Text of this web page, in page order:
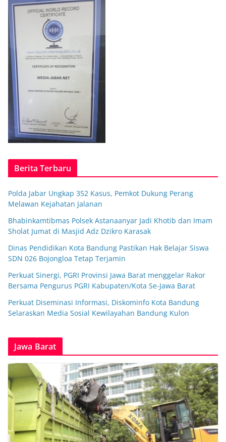
Berita Terbaru
Polda Jabar Ungkap 352 Kasus, Pemkot Dukung Perang
Melawan Kejahatan Jalanan
Bhabinkamtibmas Polsek Astanaanyar Jadi Khotib dan Imam
Sholat Jumat di Masjid Adz Dzikro Karasak
Dinas Pendidikan Kota Bandung Pastikan Hak Belajar Siswa
SDN 026 Bojongloa Tetap Terjamin
Perkuat Sinergi, PGRI Provinsi Jawa Barat menggelar Rakor
Bersama Pengurus PGRI Kabupaten/Kota Se-Jawa Barat
Perkuat Diseminasi Informasi, Diskominfo Kota Bandung
Selaraskan Media Sosial Kewilayahan Bandung Kulon
Jawa Barat